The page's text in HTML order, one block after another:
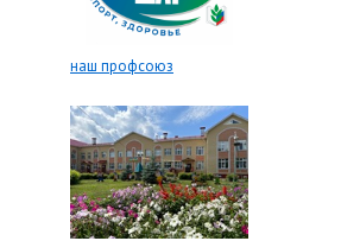
наш профсоюз